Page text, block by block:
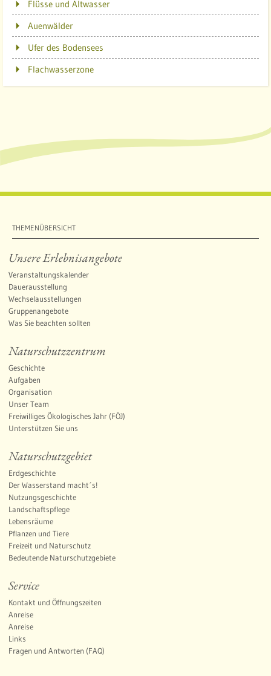
Flüsse und Altwasser
Auenwälder
Ufer des Bodensees
Flachwasserzone
THEMENÜBERSICHT
Unsere Erlebnisangebote
Veranstaltungskalender
Dauerausstellung
Wechselausstellungen
Gruppenangebote
Was Sie beachten sollten
Naturschutzzentrum
Geschichte
Aufgaben
Organisation
Unser Team
Freiwilliges Ökologisches Jahr (FÖJ)
Unterstützen Sie uns
Naturschutzgebiet
Erdgeschichte
Der Wasserstand macht´s!
Nutzungsgeschichte
Landschaftspflege
Lebensräume
Pflanzen und Tiere
Freizeit und Naturschutz
Bedeutende Naturschutzgebiete
Service
Kontakt und Öffnungszeiten
Anreise
Anreise
Links
Fragen und Antworten (FAQ)